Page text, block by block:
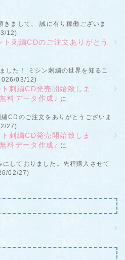
きまして、 誠に有り稼働ございま
12)
刺繍CDのご注文ありがとう
した！ ミシン刺繍の世界を知るこ
03/12)
刺繍CD発売開始致しま
料データ作成♪ に
CDのご注文をありがとうございま
27)
刺繍CD発売開始致しま
料データ作成♪ に
しておりました。先程購入させて
02/27)